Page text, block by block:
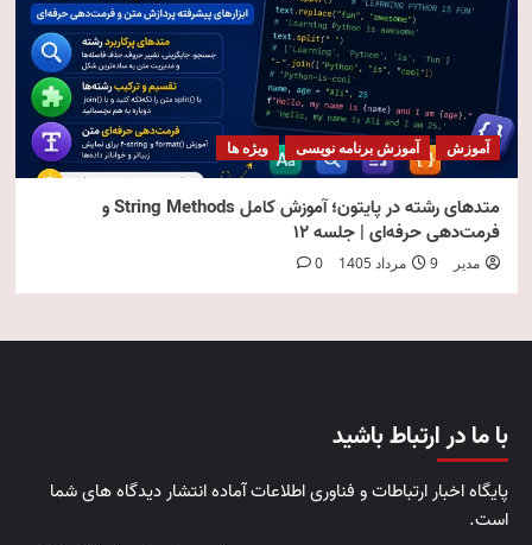
آموزش آموزش برنامه نویسی ویژه ها
متدهای رشته در پایتون؛ آموزش کامل String Methods و
فرمت‌دهی حرفه‌ای | جلسه ۱۲
مدیر 9 مرداد 1405 0
با ما در ارتباط باشید
پایگاه اخبار ارتباطات و فناوری اطلاعات آماده انتشار دیدگاه های شما
است.